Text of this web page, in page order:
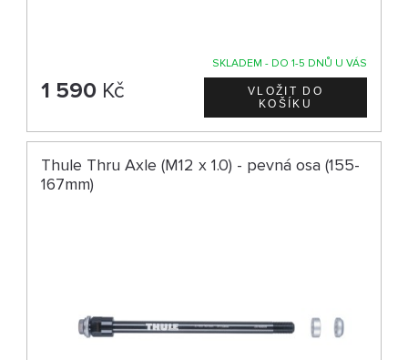
SKLADEM - DO 1-5 DNŮ U VÁS
1 590 Kč
Thule Thru Axle (M12 x 1.0) - pevná osa (155-
167mm)